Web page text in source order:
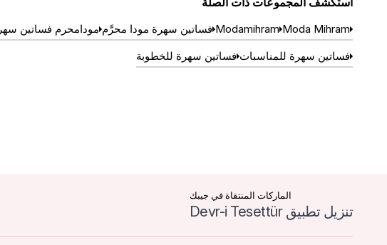
Moda Mihram
Modamihram فساتين سهرة مودا محرَّم مودامحرم فساتين
فساتين سهرة للمناسبات فساتين سهرة للخطوبة
الماركات المنتقاة في جيبك
تنزيل تطبيق Devr-i Tesettür